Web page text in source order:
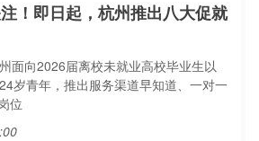
！即日起，杭州推出八大促就
面向2026届离校未就业高校毕业生以
岁青年，推出服务渠道早知道、一对一
位